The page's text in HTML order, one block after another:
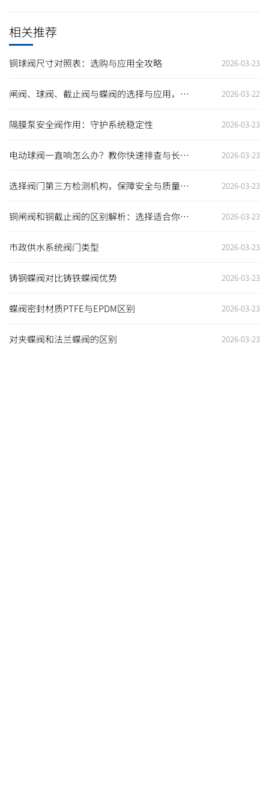
相关推荐
铜球阀尺寸对照表：选购与应用全攻略 2026-03-23
闸阀、球阀、截止阀与蝶阀的选择与应用，助
2026-03-22
隔膜泵安全阀作用：守护系统稳定性 2026-03-23
电动球阀一直响怎么办？教你快速排查与长期
2026-03-23
选择阀门第三方检测机构，保障安全与质量的
2026-03-23
铜闸阀和铜截止阀的区别解析：选择适合你的
2026-03-23
市政供水系统阀门类型 2026-03-23
铸钢蝶阀对比铸铁蝶阀优势 2026-03-23
蝶阀密封材质PTFE与EPDM区别 2026-03-23
对夹蝶阀和法兰蝶阀的区别 2026-03-23